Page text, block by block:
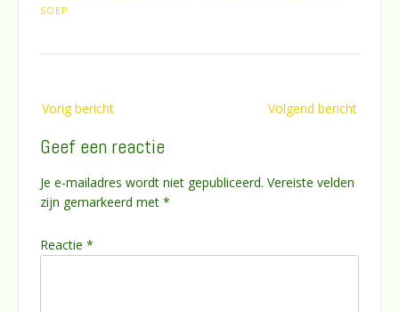
SOEP
navigatie
Vorig bericht Volgend bericht
Geef een reactie
Je e-mailadres wordt niet gepubliceerd. Vereiste velden
zijn gemarkeerd met *
Reactie *